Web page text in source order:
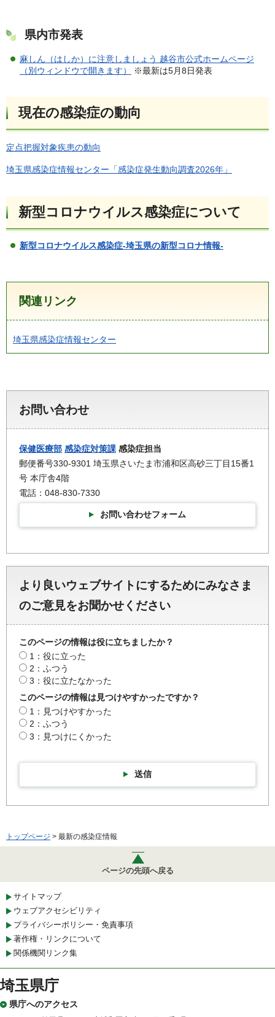
県内市発表
麻しん（はしか）に注意しましょう 越谷市公式ホームページ
（別ウィンドウで開きます）
※最新は5月8日発表
現在の感染症の動向
定点把握対象疾患の動向
埼玉県感染症情報センター「感染症発生動向調査2026年」
新型コロナウイルス感染症について
新型コロナウイルス感染症-埼玉県の新型コロナ情報-
関連リンク
埼玉県感染症情報センター
お問い合わせ
保健医療部 感染症対策課 感染症担当
郵便番号330-9301 埼玉県さいたま市浦和区高砂三丁目15番1
号 本庁舎4階
電話：048-830-7330
お問い合わせフォーム
より良いウェブサイトにするためにみなさま
のご意見をお聞かせください
このページの情報は役に立ちましたか？
1：役に立った
2：ふつう
3：役に立たなかった
このページの情報は見つけやすかったですか？
1：見つけやすかった
2：ふつう
3：見つけにくかった
送信
トップページ > 最新の感染症情報
ページの先頭へ戻る
サイトマップ
ウェブアクセシビリティ
プライバシーポリシー・免責事項
著作権・リンクについて
関係機関リンク集
埼玉県庁
県庁へのアクセス